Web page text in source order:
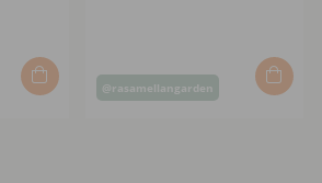
Opslag
@rasamellangarden